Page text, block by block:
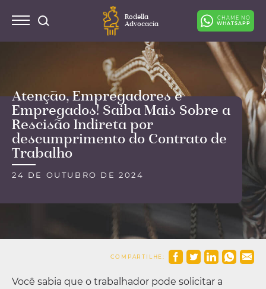
Rodella
Advocacia
CHAME NO
WHATSAPP
Atenção, Empregadores e
Empregados! Saiba Mais Sobre a
Rescisão Indireta por
descumprimento do Contrato de
Trabalho
24 DE OUTUBRO DE 2024
COMPARTILHE:
Você sabia que o trabalhador pode solicitar a